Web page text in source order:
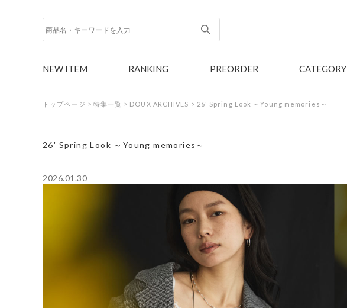
NEW ITEM RANKING PREORDER CATEGORY
トップページ > 特集一覧 > DOUX ARCHIVES > 26' Spring Look ～Young memories～
26' Spring Look ～Young memories～
2026.01.30